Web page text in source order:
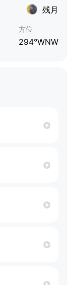
残月
方位
294°WNW